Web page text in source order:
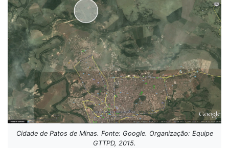
Cidade de Patos de Minas. Fonte: Google. Organização: Equipe
GTTPD, 2015.